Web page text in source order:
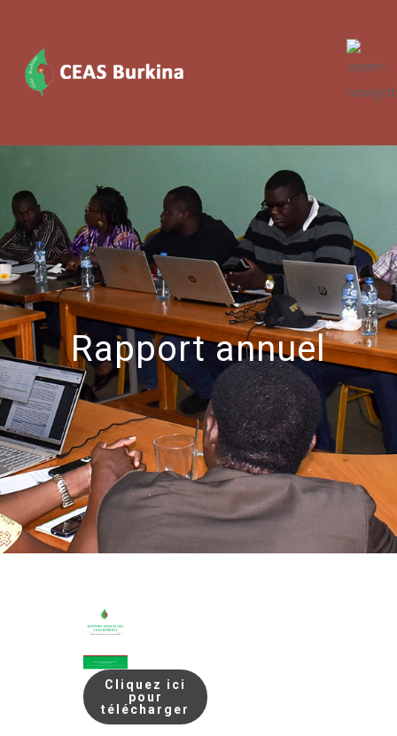
Rapport annuel
Cliquez ici
pour
télécharger